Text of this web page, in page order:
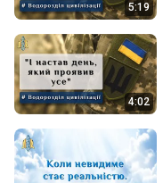
5:19
4:02